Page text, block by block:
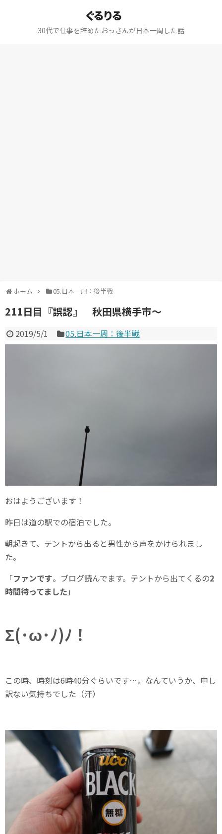
ぐるりる
30代で仕事を辞めたおっさんが日本一周した話
ホーム 05.日本一周：後半戦
211日目『誤認』 秋田県横手市～
2019/5/1 05.日本一周：後半戦
おはようございます！
昨日は道の駅での宿泊でした。
朝起きて、テントから出ると男性から声をかけられまし
た。
「ファンです。ブログ読んでます。テントから出てくるの2
時間待ってました 」
Σ(･ω･ﾉ)ﾉ！
この時、時刻は6時40分ぐらいです…。なんていうか、申し
訳ない気持ちでした（汗）